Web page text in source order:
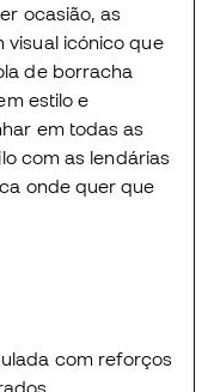
ocasião, as
visual icónico que
de borracha
estilo e
em todas as
com as lendárias
onde quer que
com reforços